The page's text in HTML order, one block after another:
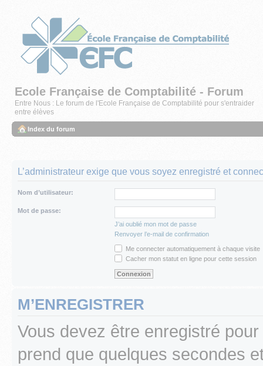
Ecole Française de Comptabilité - Forum
Entre Nous : Le forum de l'Ecole Française de Comptabilité pour s'entraider
entre élèves
Index du forum
L’administrateur exige que vous soyez enregistré et
Nom d’utilisateur:
Mot de passe:
J’ai oublié mon mot de passe
Renvoyer l’e-mail de confirmation
Me connecter automatiquement à chaque visite
Cacher mon statut en ligne pour cette session
M’ENREGISTRER
Vous devez être enregistré
prend que quelques secondes